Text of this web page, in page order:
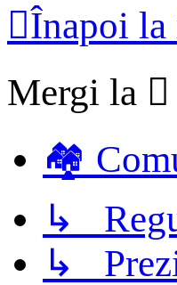
Înapoi
Mergi la
🏘️
↳
↳